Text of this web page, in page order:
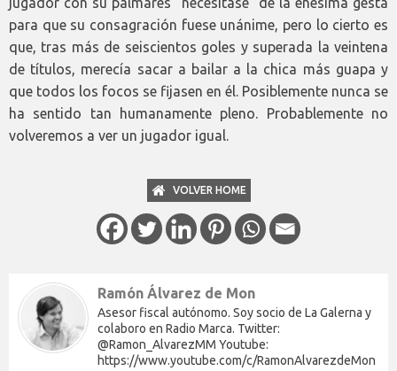
para que su consagración fuese unánime, pero lo cierto es
que, tras más de seiscientos goles y superada la veintena
de títulos, merecía sacar a bailar a la chica más guapa y
que todos los focos se fijasen en él. Posiblemente nunca se
ha sentido tan humanamente pleno. Probablemente no
volveremos a ver un jugador igual.
VOLVER HOME
Ramón Álvarez de Mon
Asesor fiscal autónomo. Soy socio de La Galerna y
colaboro en Radio Marca. Twitter:
@Ramon_AlvarezMM Youtube:
https://www.youtube.com/c/RamonAlvarezdeMon